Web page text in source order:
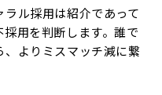
ル採用は紹介であって
用を判断します。誰で
よりミスマッチ減に繋